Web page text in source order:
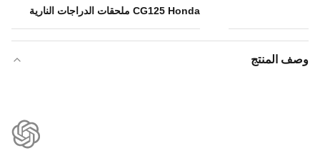
CG125 Honda ملحقات الدراجات النارية
وصف المنتج